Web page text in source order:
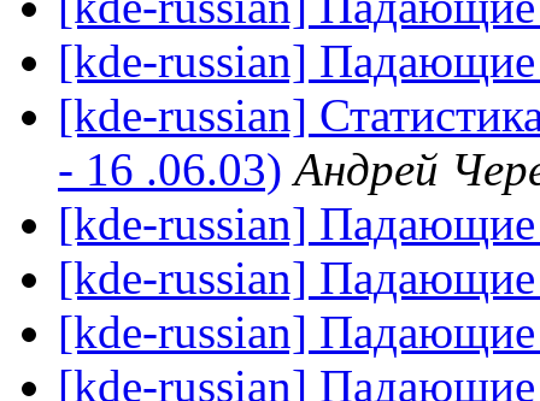
[kde-russian]
[kde-russian]
- 16 .06.03) Андрей
[kde-russian]
[kde-russian]
[kde-russian]
[kde-russian]